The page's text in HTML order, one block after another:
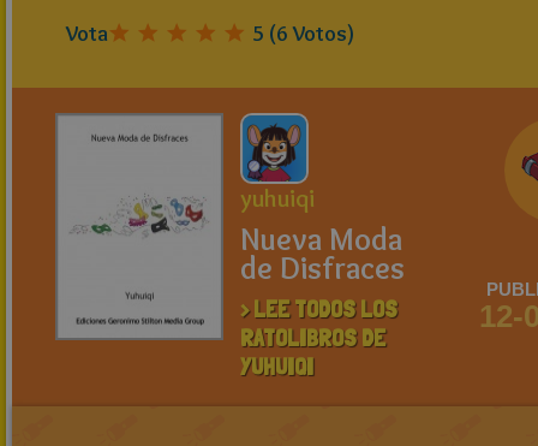
Vota 5 (6Votos)
yuhuiqi
Nueva Moda
de Disfraces
> LEE TODOS LOS
RATOLIBROS DE
YUHUIQI
12-